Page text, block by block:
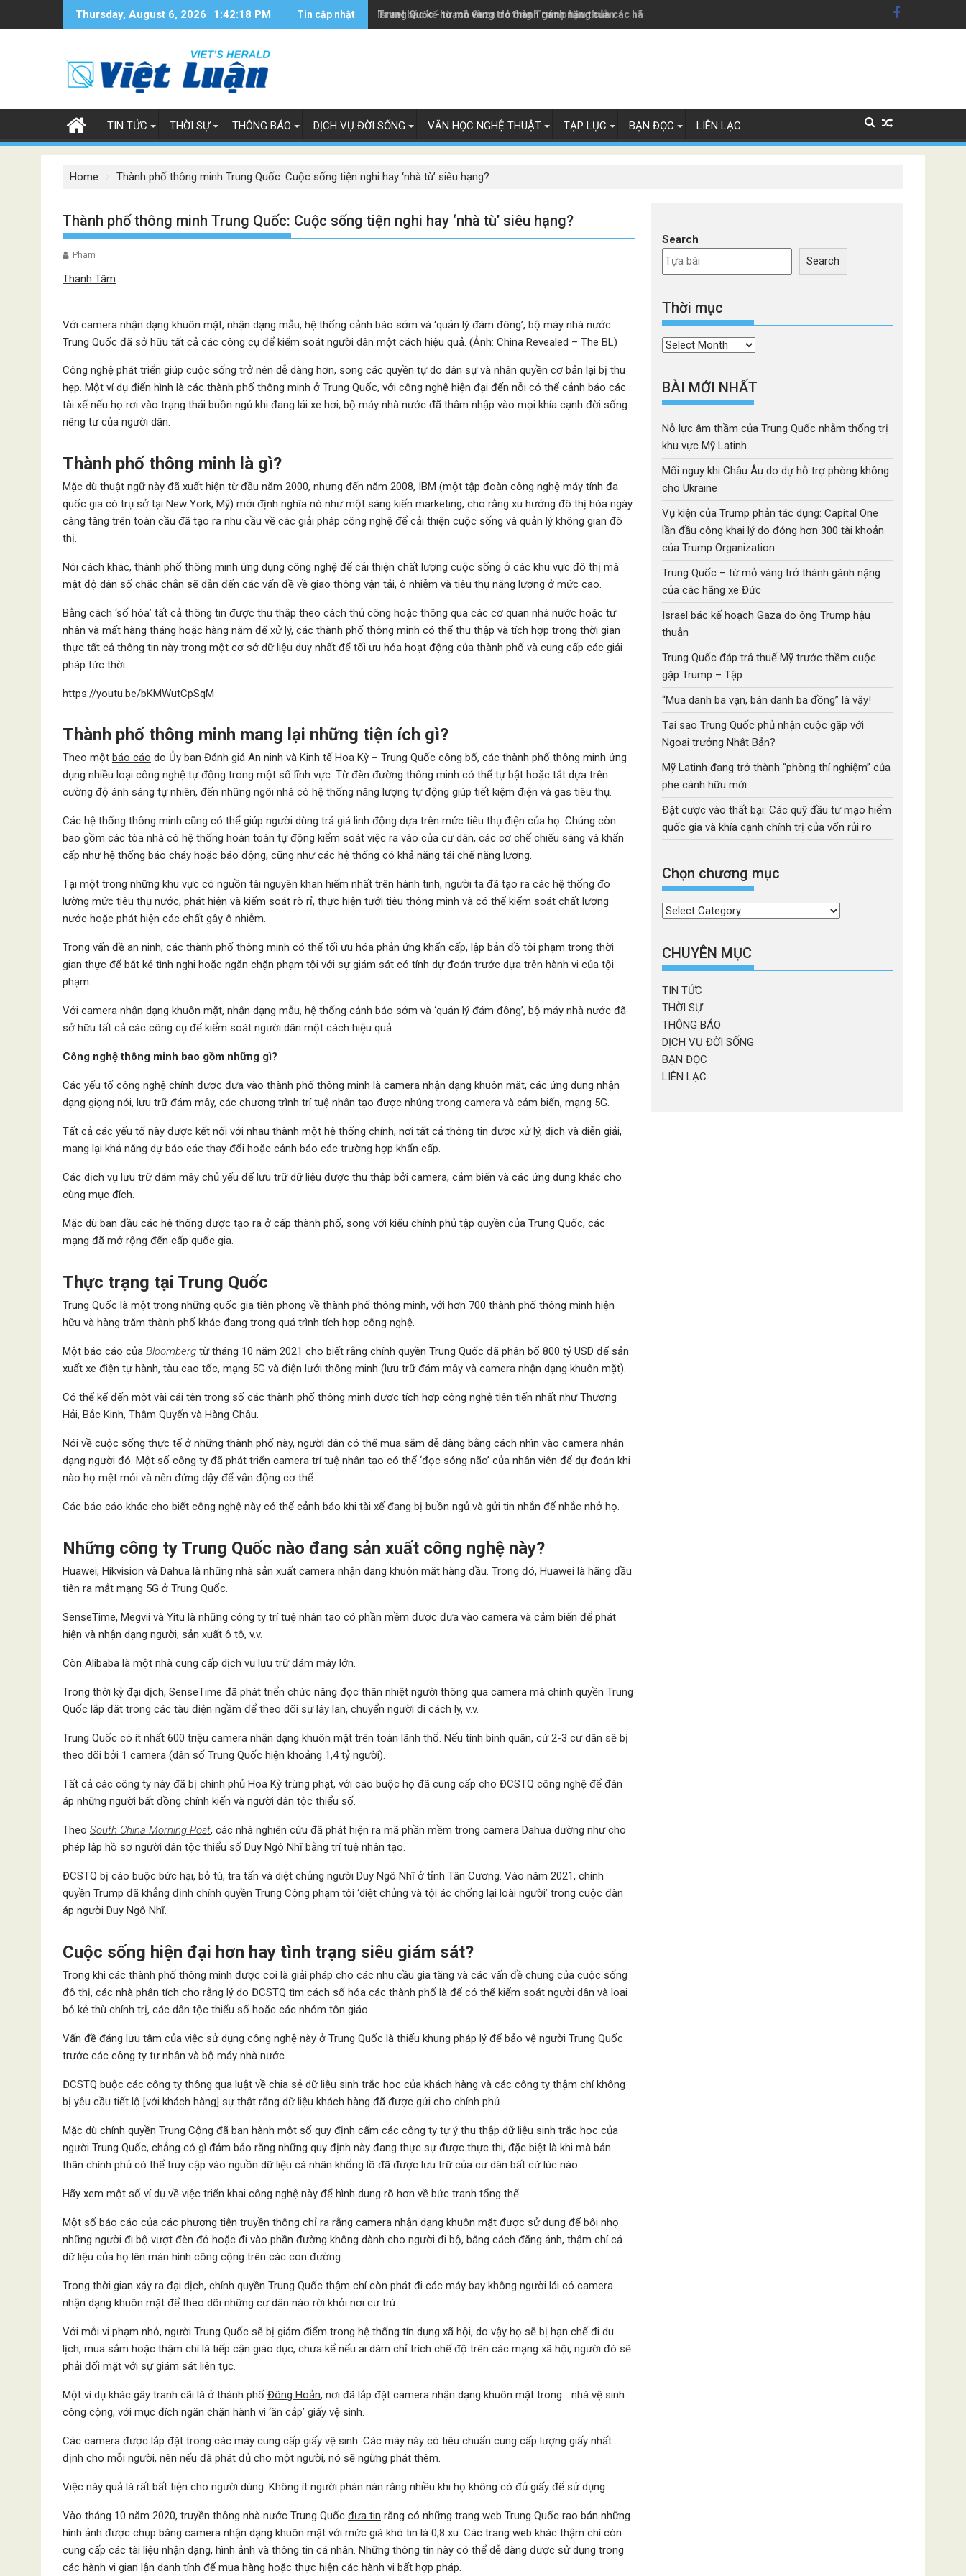
Thursday, August 6, 2026 1:42:19 PM Tin cập nhật Trung Quốc - từ mỏ vàng trở thành gánh nặng của các hãng xe Đức
Israel bác kế hoạch Gaza do ông Trump hậu thuẫn
TIN TỨC THỜI SỰ THÔNG BÁO DỊCH VỤ ĐỜI SỐNG VĂN HỌC NGHỆ THUẬT TẠP LỤC BẠN ĐỌC LIÊN LẠC
Home Thành phố thông minh Trung Quốc: Cuộc sống tiện nghi hay ‘nhà tù’ siêu hạng?
Thành phố thông minh Trung Quốc: Cuộc sống tiện nghi hay ‘nhà tù’ siêu hạng?
Pham
Thanh Tâm
Với camera nhận dạng khuôn mặt, nhận dạng mẫu, hệ thống cảnh báo sớm và ‘quản lý đám đông’, bộ máy nhà nước
Trung Quốc đã sở hữu tất cả các công cụ để kiểm soát người dân một cách hiệu quả. (Ảnh: China Revealed – The BL)
Công nghệ phát triển giúp cuộc sống trở nên dễ dàng hơn, song các quyền tự do dân sự và nhân quyền cơ bản lại bị thu
hẹp. Một ví dụ điển hình là các thành phố thông minh ở Trung Quốc, với công nghệ hiện đại đến nỗi có thể cảnh báo các
tài xế nếu họ rơi vào trạng thái buồn ngủ khi đang lái xe hơi, bộ máy nhà nước đã thâm nhập vào mọi khía cạnh đời sống
riêng tư của người dân.
Thành phố thông minh là gì?
Mặc dù thuật ngữ này đã xuất hiện từ đầu năm 2000, nhưng đến năm 2008, IBM (một tập đoàn công nghệ máy tính đa
quốc gia có trụ sở tại New York, Mỹ) mới định nghĩa nó như một sáng kiến ​​marketing, cho rằng xu hướng đô thị hóa ngày
càng tăng trên toàn cầu đã tạo ra nhu cầu về các giải pháp công nghệ để cải thiện cuộc sống và quản lý không gian đô
thị.
Nói cách khác, thành phố thông minh ứng dụng công nghệ để cải thiện chất lượng cuộc sống ở các khu vực đô thị mà
mật độ dân số chắc chắn sẽ dẫn đến các vấn đề về giao thông vận tải, ô nhiễm và tiêu thụ năng lượng ở mức cao.
Bằng cách ‘số hóa’ tất cả thông tin được thu thập theo cách thủ công hoặc thông qua các cơ quan nhà nước hoặc tư
nhân và mất hàng tháng hoặc hàng năm để xử lý, các thành phố thông minh có thể thu thập và tích hợp trong thời gian
thực tất cả thông tin này trong một cơ sở dữ liệu duy nhất để tối ưu hóa hoạt động của thành phố và cung cấp các giải
pháp tức thời.
https://youtu.be/bKMWutCpSqM
Thành phố thông minh mang lại những tiện ích gì?
Theo một báo cáo do Ủy ban Đánh giá An ninh và Kinh tế Hoa Kỳ – Trung Quốc công bố, các thành phố thông minh ứng
dụng nhiều loại công nghệ tự động trong một số lĩnh vực. Từ đèn đường thông minh có thể tự bật hoặc tắt dựa trên
cường độ ánh sáng tự nhiên, đến những ngôi nhà có hệ thống năng lượng tự động giúp tiết kiệm điện và gas tiêu thụ.
Các hệ thống thông minh cũng có thể giúp người dùng trả giá linh động dựa trên mức tiêu thụ điện của họ. Chúng còn
bao gồm các tòa nhà có hệ thống hoàn toàn tự động kiểm soát việc ra vào của cư dân, các cơ chế chiếu sáng và khẩn
cấp như hệ thống báo cháy hoặc báo động, cũng như các hệ thống có khả năng tái chế năng lượng.
Tại một trong những khu vực có nguồn tài nguyên khan hiếm nhất trên hành tinh, người ta đã tạo ra các hệ thống đo
lường mức tiêu thụ nước, phát hiện và kiểm soát rò rỉ, thực hiện tưới tiêu thông minh và có thể kiểm soát chất lượng
nước hoặc phát hiện các chất gây ô nhiễm.
Trong vấn đề an ninh, các thành phố thông minh có thể tối ưu hóa phản ứng khẩn cấp, lập bản đồ tội phạm trong thời
gian thực để bắt kẻ tình nghi hoặc ngăn chặn phạm tội với sự giám sát có tính dự đoán trước dựa trên hành vi của tội
phạm.
Với camera nhận dạng khuôn mặt, nhận dạng mẫu, hệ thống cảnh báo sớm và ‘quản lý đám đông’, bộ máy nhà nước đã
sở hữu tất cả các công cụ để kiểm soát người dân một cách hiệu quả.
Công nghệ thông minh bao gồm những gì?
Các yếu tố công nghệ chính được đưa vào thành phố thông minh là camera nhận dạng khuôn mặt, các ứng dụng nhận
dạng giọng nói, lưu trữ đám mây, các chương trình trí tuệ nhân tạo được nhúng trong camera và cảm biến, mạng 5G.
Tất cả các yếu tố này được kết nối với nhau thành một hệ thống chính, nơi tất cả thông tin được xử lý, dịch và diễn giải,
mang lại khả năng dự báo các thay đổi hoặc cảnh báo các trường hợp khẩn cấp.
Các dịch vụ lưu trữ đám mây chủ yếu để lưu trữ dữ liệu được thu thập bởi camera, cảm biến và các ứng dụng khác cho
cùng mục đích.
Mặc dù ban đầu các hệ thống được tạo ra ở cấp thành phố, song với kiểu chính phủ tập quyền của Trung Quốc, các
mạng đã mở rộng đến cấp quốc gia.
Thực trạng tại Trung Quốc
Trung Quốc là một trong những quốc gia tiên phong về thành phố thông minh, với hơn 700 thành phố thông minh hiện
hữu và hàng trăm thành phố khác đang trong quá trình tích hợp công nghệ.
Một báo cáo của Bloomberg từ tháng 10 năm 2021 cho biết rằng chính quyền Trung Quốc đã phân bổ 800 tỷ USD để sản
xuất xe điện tự hành, tàu cao tốc, mạng 5G và điện lưới thông minh (lưu trữ đám mây và camera nhận dạng khuôn mặt).
Có thể kể đến một vài cái tên trong số các thành phố thông minh được tích hợp công nghệ tiên tiến nhất như Thượng
Hải, Bắc Kinh, Thâm Quyến và Hàng Châu.
Nói về cuộc sống thực tế ở những thành phố này, người dân có thể mua sắm dễ dàng bằng cách nhìn vào camera nhận
dạng người đó. Một số công ty đã phát triển camera trí tuệ nhân tạo có thể ‘đọc sóng não’ của nhân viên để dự đoán khi
nào họ mệt mỏi và nên đứng dậy để vận động cơ thể.
Các báo cáo khác cho biết công nghệ này có thể cảnh báo khi tài xế đang bị buồn ngủ và gửi tin nhắn để nhắc nhở họ.
Những công ty Trung Quốc nào đang sản xuất công nghệ này?
Huawei, Hikvision và Dahua là những nhà sản xuất camera nhận dạng khuôn mặt hàng đầu. Trong đó, Huawei là hãng đầu
tiên ra mắt mạng 5G ở Trung Quốc.
SenseTime, Megvii và Yitu là những công ty trí tuệ nhân tạo có phần mềm được đưa vào camera và cảm biến để phát
hiện và nhận dạng người, sản xuất ô tô, v.v.
Còn Alibaba là một nhà cung cấp dịch vụ lưu trữ đám mây lớn.
Trong thời kỳ đại dịch, SenseTime đã phát triển chức năng đọc thân nhiệt người thông qua camera mà chính quyền Trung
Quốc lắp đặt trong các tàu điện ngầm để theo dõi sự lây lan, chuyển người đi cách ly, v.v.
Trung Quốc có ít nhất 600 triệu camera nhận dạng khuôn mặt trên toàn lãnh thổ. Nếu tính bình quân, cứ 2-3 cư dân sẽ bị
theo dõi bởi 1 camera (dân số Trung Quốc hiện khoảng 1,4 tỷ người).
Tất cả các công ty này đã bị chính phủ Hoa Kỳ trừng phạt, với cáo buộc họ đã cung cấp cho ĐCSTQ công nghệ để đàn
áp những người bất đồng chính kiến ​​và người dân tộc thiểu số.
Theo South China Morning Post, các nhà nghiên cứu đã phát hiện ra mã phần mềm trong camera Dahua dường như cho
phép lập hồ sơ người dân tộc thiểu số Duy Ngô Nhĩ bằng trí tuệ nhân tạo.
ĐCSTQ bị cáo buộc bức hại, bỏ tù, tra tấn và diệt chủng người Duy Ngô Nhĩ ở tỉnh Tân Cương. Vào năm 2021, chính
quyền Trump đã khẳng định chính quyền Trung Cộng phạm tội ‘diệt chủng và tội ác chống lại loài người’ trong cuộc đàn
áp người Duy Ngô Nhĩ.
Cuộc sống hiện đại hơn hay tình trạng siêu giám sát?
Trong khi các thành phố thông minh được coi là giải pháp cho các nhu cầu gia tăng và các vấn đề chung của cuộc sống
đô thị, các nhà phân tích cho rằng lý do ĐCSTQ tìm cách số hóa các thành phố là để có thể kiểm soát người dân và loại
bỏ kẻ thù chính trị, các dân tộc thiểu số hoặc các nhóm tôn giáo.
Vấn đề đáng lưu tâm của việc sử dụng công nghệ này ở Trung Quốc là thiếu khung pháp lý để bảo vệ người Trung Quốc
trước các công ty tư nhân và bộ máy nhà nước.
ĐCSTQ buộc các công ty thông qua luật về chia sẻ dữ liệu sinh trắc học của khách hàng và các công ty thậm chí không
bị yêu cầu tiết lộ [với khách hàng] sự thật rằng dữ liệu khách hàng đã được gửi cho chính phủ.
Mặc dù chính quyền Trung Cộng đã ban hành một số quy định cấm các công ty tự ý thu thập dữ liệu sinh trắc học của
người Trung Quốc, chẳng có gì đảm bảo rằng những quy định này đang thực sự được thực thi, đặc biệt là khi mà bản
thân chính phủ có thể truy cập vào nguồn dữ liệu cá nhân khổng lồ đã được lưu trữ của cư dân bất cứ lúc nào.
Hãy xem một số ví dụ về việc triển khai công nghệ này để hình dung rõ hơn về bức tranh tổng thể.
Một số báo cáo của các phương tiện truyền thông chỉ ra rằng camera nhận dạng khuôn mặt được sử dụng để bôi nhọ
những người đi bộ vượt đèn đỏ hoặc đi vào phần đường không dành cho người đi bộ, bằng cách đăng ảnh, thậm chí cả
dữ liệu của họ lên màn hình công cộng trên các con đường.
Trong thời gian xảy ra đại dịch, chính quyền Trung Quốc thậm chí còn phát đi các máy bay không người lái có camera
nhận dạng khuôn mặt để theo dõi những cư dân nào rời khỏi nơi cư trú.
Với mỗi vi phạm nhỏ, người Trung Quốc sẽ bị giảm điểm trong hệ thống tín dụng xã hội, do vậy họ sẽ bị hạn chế đi du
lịch, mua sắm hoặc thậm chí là tiếp cận giáo dục, chưa kể nếu ai dám chỉ trích chế độ trên các mạng xã hội, người đó sẽ
phải đối mặt với sự giám sát liên tục.
Một ví dụ khác gây tranh cãi là ở thành phố Đông Hoản, nơi đã lắp đặt camera nhận dạng khuôn mặt trong… nhà vệ sinh
công cộng, với mục đích ngăn chặn hành vi ‘ăn cắp’ giấy vệ sinh.
Các camera được lắp đặt trong các máy cung cấp giấy vệ sinh. Các máy này có tiêu chuẩn cung cấp lượng giấy nhất
định cho mỗi người, nên nếu đã phát đủ cho một người, nó sẽ ngừng phát thêm.
Việc này quả là rất bất tiện cho người dùng. Không ít người phàn nàn rằng nhiều khi họ không có đủ giấy để sử dụng.
Vào tháng 10 năm 2020, truyền thông nhà nước Trung Quốc đưa tin rằng có những trang web Trung Quốc rao bán những
hình ảnh được chụp bằng camera nhận dạng khuôn mặt với mức giá khó tin là 0,8 xu. Các trang web khác thậm chí còn
cung cấp các tài liệu nhận dạng, hình ảnh và thông tin cá nhân. Những thông tin này có thể dễ dàng được sử dụng trong
các hành vi gian lận danh tính để mua hàng hoặc thực hiện các hành vi bất hợp pháp.
Search
Search
Thời mục
Thời
BÀI MỚI NHẤT
Nỗ lực âm thầm của Trung Quốc nhằm thống trị
khu vực Mỹ Latinh
Mối nguy khi Châu Âu do dự hỗ trợ phòng không
cho Ukraine
Vụ kiện của Trump phản tác dụng: Capital One
lần đầu công khai lý do đóng hơn 300 tài khoản
của Trump Organization
Trung Quốc – từ mỏ vàng trở thành gánh nặng
của các hãng xe Đức
Israel bác kế hoạch Gaza do ông Trump hậu
thuẫn
Trung Quốc đáp trả thuế Mỹ trước thềm cuộc
gặp Trump – Tập
“Mua danh ba vạn, bán danh ba đồng” là vậy!
Tại sao Trung Quốc phủ nhận cuộc gặp với
Ngoại trưởng Nhật Bản?
Mỹ Latinh đang trở thành “phòng thí nghiệm” của
phe cánh hữu mới
Đặt cược vào thất bại: Các quỹ đầu tư mạo hiểm
quốc gia và khía cạnh chính trị của vốn rủi ro
Chọn chương mục
Chọn
mục
CHUYÊN MỤC
TIN TỨC
THỜI SỰ
THÔNG BÁO
DỊCH VỤ ĐỜI SỐNG
BẠN ĐỌC
LIÊN LẠC